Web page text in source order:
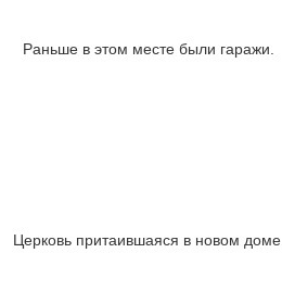
Раньше в этом месте были гаражи.
Церковь притаившаяся в новом доме.